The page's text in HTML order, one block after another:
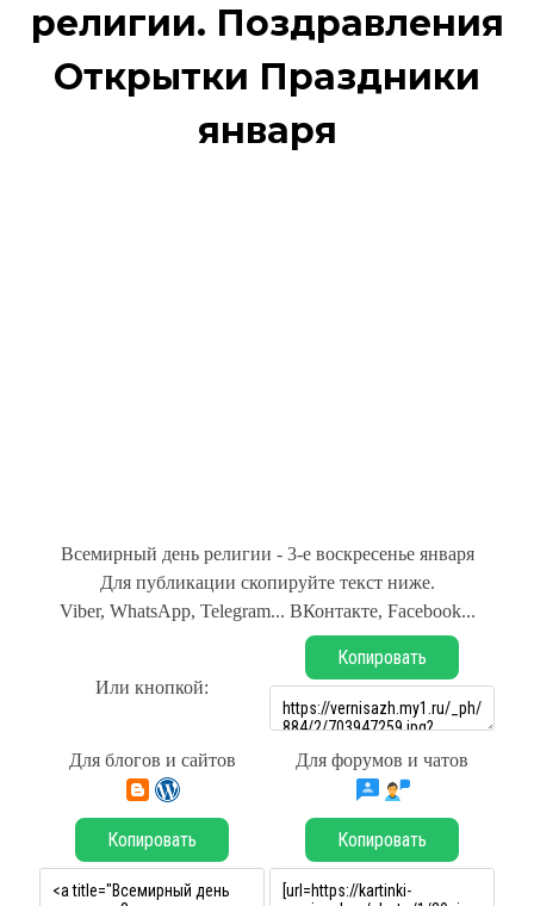
религии. Поздравления
Открытки Праздники
января
Всемирный день религии - 3-е воскресенье января
Для публикации скопируйте текст ниже.
Viber, WhatsApp, Telegram... ВКонтакте, Facebook...
Или кнопкой:
Копировать
Для блогов и сайтов Для форумов и чатов
Копировать Копировать